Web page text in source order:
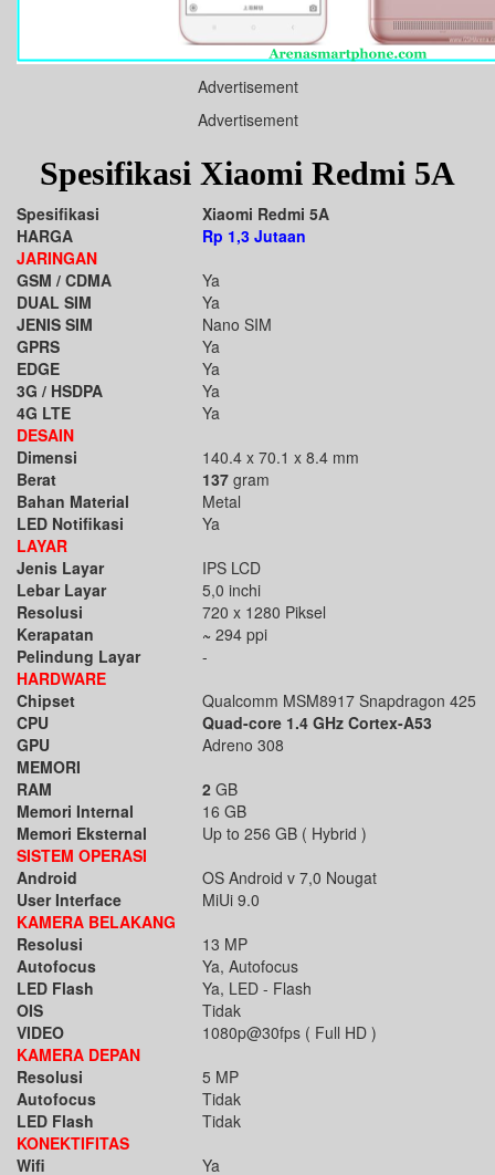
Advertisement
Advertisement
Spesifikasi Xiaomi Redmi 5A
Spesifikasi
Xiaomi Redmi 5A
HARGA
Rp 1,3 Jutaan
JARINGAN
GSM / CDMA
Ya
DUAL SIM
Ya
JENIS SIM
Nano SIM
GPRS
Ya
EDGE
Ya
3G / HSDPA
Ya
4G LTE
Ya
DESAIN
Dimensi
140.4 x 70.1 x 8.4 mm
Berat
137 gram
Bahan Material
Metal
LED Notifikasi
Ya
LAYAR
Jenis Layar
IPS LCD
Lebar Layar
5,0 inchi
Resolusi
720 x 1280 Piksel
Kerapatan
~ 294 ppi
Pelindung Layar
-
HARDWARE
Chipset
Qualcomm MSM8917 Snapdragon 425
CPU
Quad-core 1.4 GHz Cortex-A53
GPU
Adreno 308
MEMORI
RAM
2 GB
Memori Internal
16 GB
Memori Eksternal
Up to 256 GB ( Hybrid )
SISTEM OPERASI
Android
OS Android v 7,0 Nougat
User Interface
MiUi 9.0
KAMERA BELAKANG
Resolusi
13 MP
Autofocus
Ya, Autofocus
LED Flash
Ya, LED - Flash
OIS
Tidak
VIDEO
1080p@30fps ( Full HD )
KAMERA DEPAN
Resolusi
5 MP
Autofocus
Tidak
LED Flash
Tidak
KONEKTIFITAS
Wifi
Ya